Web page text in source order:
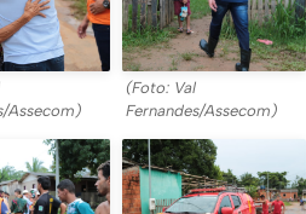
Assecom)
(Foto: Val
Fernandes/Assecom)